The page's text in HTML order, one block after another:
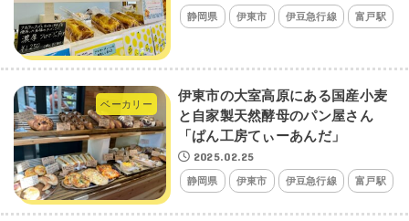
静岡県 伊東市 伊豆急行線 富戸駅
ベーカリー
伊東市の大室高原にある国産小麦
と自家製天然酵母のパン屋さん
「ぱん工房てぃーあんだ」
2025.02.25
静岡県 伊東市 伊豆急行線 富戸駅